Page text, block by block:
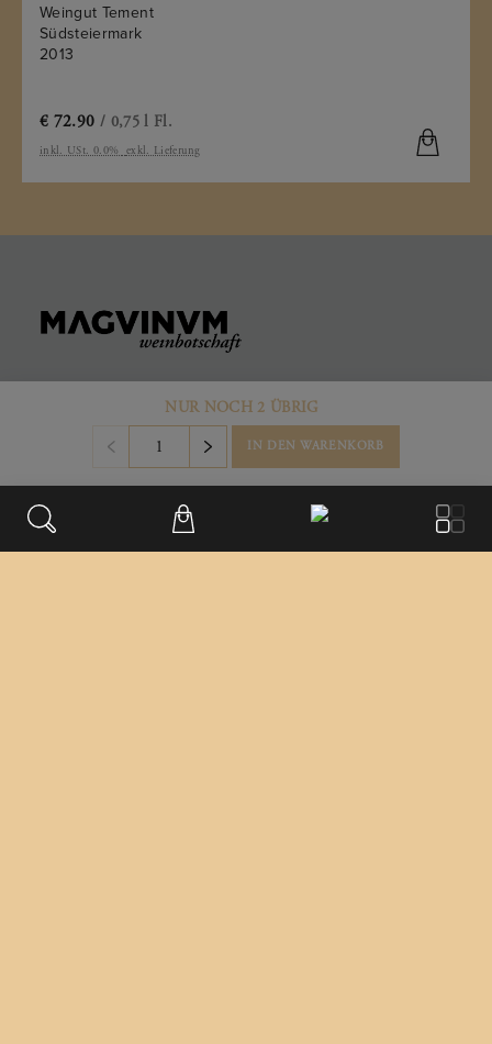
Weingut Tement
Südsteiermark
2013
€ 72.90 / 0,75 l Fl.
inkl. USt. 0.0% exkl. Lieferung
NUR NOCH 2 ÜBRIG
IN DEN WARENKORB
Büro & Firmensitz
Weinberggasse 2
3550
Austria
+43 699/181 241 41